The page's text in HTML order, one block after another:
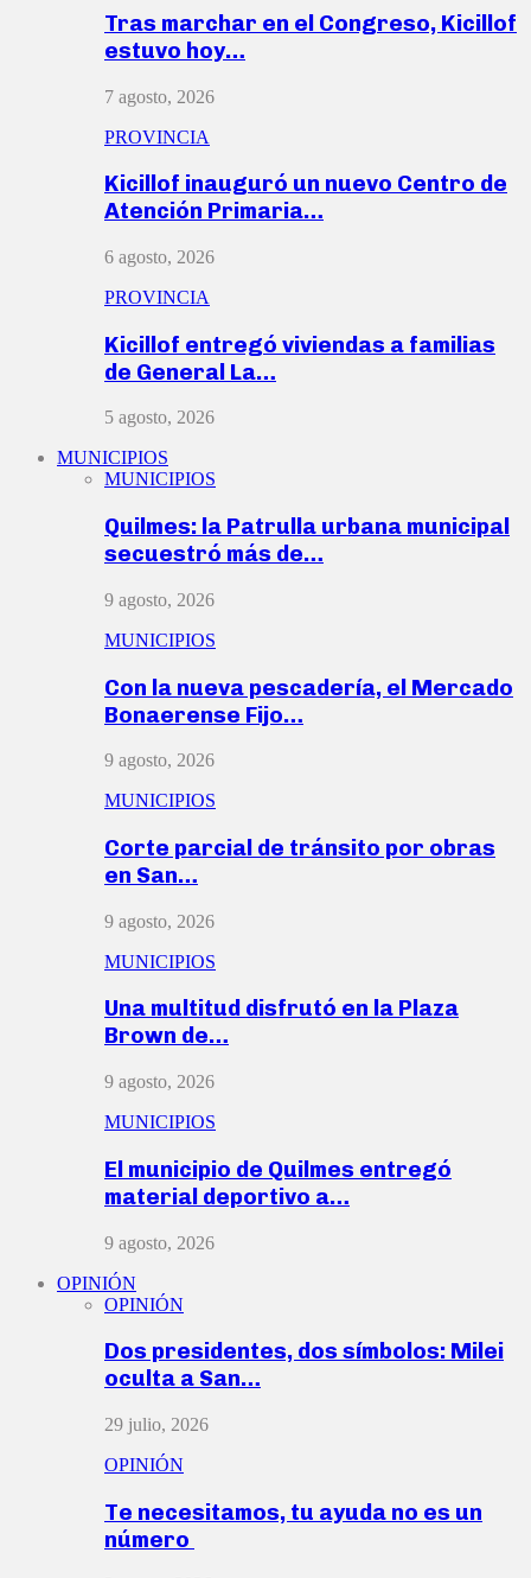
Tras marchar en el Congreso, Kicillof
estuvo hoy…
7 agosto, 2026
PROVINCIA
Kicillof inauguró un nuevo Centro de
Atención Primaria…
6 agosto, 2026
PROVINCIA
Kicillof entregó viviendas a familias
de General La…
5 agosto, 2026
MUNICIPIOS
MUNICIPIOS
Quilmes: la Patrulla urbana municipal
secuestró más de…
9 agosto, 2026
MUNICIPIOS
Con la nueva pescadería, el Mercado
Bonaerense Fijo…
9 agosto, 2026
MUNICIPIOS
Corte parcial de tránsito por obras
en San…
9 agosto, 2026
MUNICIPIOS
Una multitud disfrutó en la Plaza
Brown de…
9 agosto, 2026
MUNICIPIOS
El municipio de Quilmes entregó
material deportivo a…
9 agosto, 2026
OPINIÓN
OPINIÓN
Dos presidentes, dos símbolos: Milei
oculta a San…
29 julio, 2026
OPINIÓN
Te necesitamos, tu ayuda no es un
número